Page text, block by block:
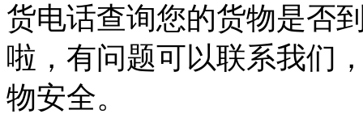
货电话查询您的货物是否
啦，有问题可以联系我们
物安全。